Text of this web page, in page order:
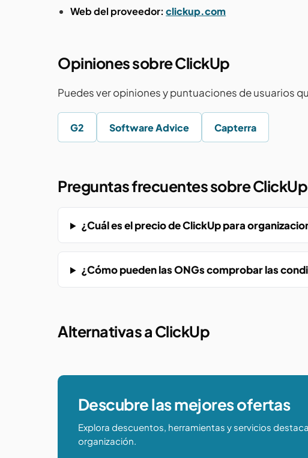
Web del proveedor: clickup.com
Opiniones sobre ClickUp
Puedes ver opiniones y puntuaciones de usuarios
G2 Software Advice Capterra
Preguntas frecuentes sobre
¿Cuál es el precio de ClickUp para
¿Cómo pueden las ONGs comprobar las
Alternativas a ClickUp
Descubre las mejores ofertas
Explora descuentos, herramientas y servicios
organización.